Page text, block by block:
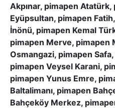
Akpınar, pimapen
Eyüpsultan, pimapen
İnönü, pimapen Kemal
pimapen Merve, pimapen
Osmangazi, pimapen
pimapen Veysel Karani,
pimapen Yunus Emre,
Baltalimanı, pimapen
Bahçeköy Merkez,